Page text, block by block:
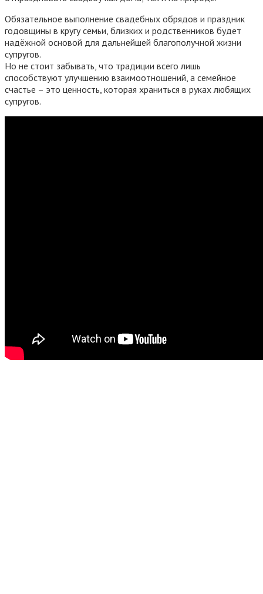
Обязательное выполнение свадебных обрядов и праздник
годовщины в кругу семьи, близких и родственников будет
надёжной основой для дальнейшей благополучной жизни
супругов.
Но не стоит забывать, что традиции всего лишь
способствуют улучшению взаимоотношений, а семейное
счастье – это ценность, которая храниться в руках любящих
супругов.